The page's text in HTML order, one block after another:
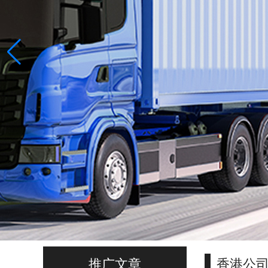
推广文章 香港公